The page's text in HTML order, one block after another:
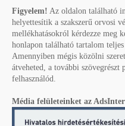
Figyelem! Az oldalon található
helyettesítik a szakszerű orvosi
mellékhatásokról kérdezze meg
honlapon található tartalom
Amennyiben mégis közölni
átveheted, a további
felhasználód.
Média felületeinket az